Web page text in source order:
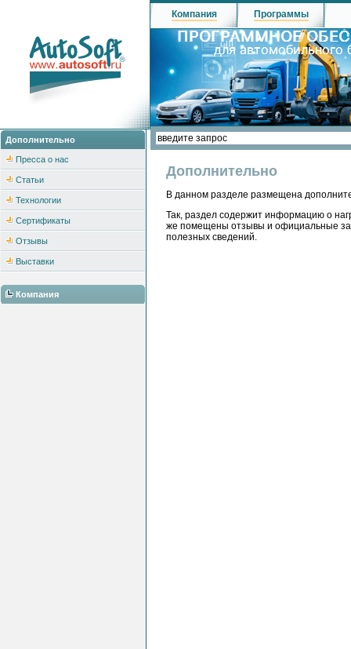
Дополнительно
Пресса о нас
Статьи
Технологии
Сертификаты
Отзывы
Выставки
Компания
Компания Программы
Дополнительно
В данном разделе размещена
Так, раздел содержит информацию о
же помещены отзывы и официальные
полезных сведений.